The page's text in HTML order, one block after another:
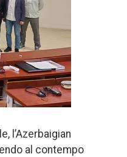
l’Azerbaigian
al contempo